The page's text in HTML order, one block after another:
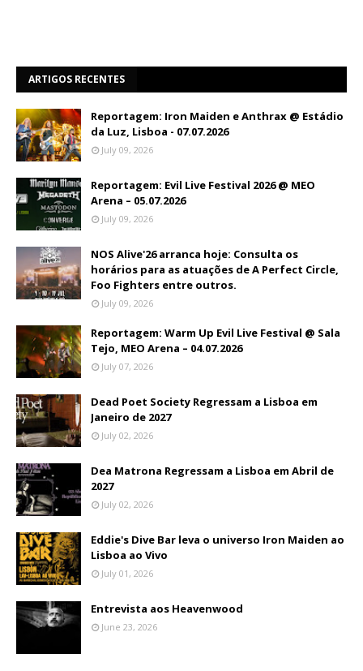
ARTIGOS RECENTES
Reportagem: Iron Maiden e Anthrax @ Estádio
da Luz, Lisboa - 07.07.2026
July 09, 2026
Reportagem: Evil Live Festival 2026 @ MEO
Arena – 05.07.2026
July 09, 2026
NOS Alive'26 arranca hoje: Consulta os
horários para as atuações de A Perfect Circle,
Foo Fighters entre outros.
July 09, 2026
Reportagem: Warm Up Evil Live Festival @ Sala
Tejo, MEO Arena – 04.07.2026
July 07, 2026
Dead Poet Society Regressam a Lisboa em
Janeiro de 2027
July 02, 2026
Dea Matrona Regressam a Lisboa em Abril de
2027
July 02, 2026
Eddie's Dive Bar leva o universo Iron Maiden ao
Lisboa ao Vivo
July 01, 2026
Entrevista aos Heavenwood
June 23, 2026